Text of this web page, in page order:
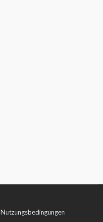
Nutzungsbedingungen